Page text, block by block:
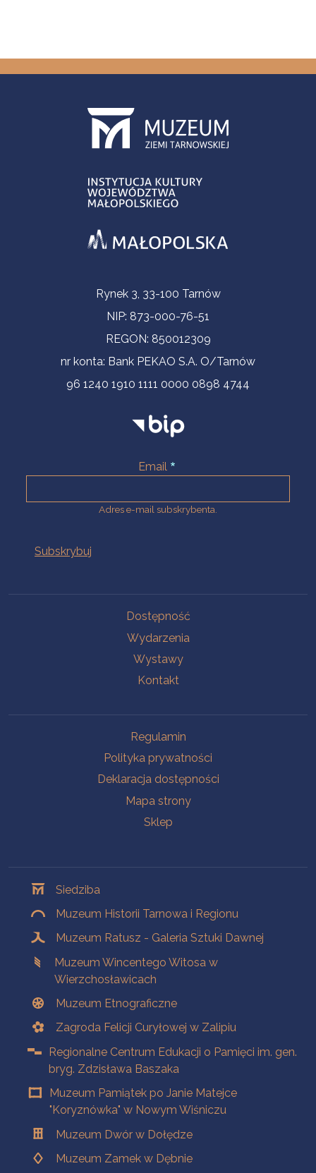
Informacje kontaktoweRynek 3, 33-100 Tarnów
NIP: 873-000-76-51
REGON: 850012309
nr konta: Bank PEKAO S.A. O/Tarnów
96 1240 1910 1111 0000 0898 4744
Email
Adres e-mail subskrybenta.
Dostępność
Wydarzenia
Wystawy
Kontakt
Regulamin
Polityka prywatności
Deklaracja dostępności
Mapa strony
Sklep
Siedziba
Muzeum Historii Tarnowa i Regionu
Muzeum Ratusz - Galeria Sztuki Dawnej
Muzeum Wincentego Witosa w
Wierzchosławicach
Muzeum Etnograficzne
Zagroda Felicji Curyłowej w Zalipiu
Regionalne Centrum Edukacji o Pamięci im. gen.
bryg. Zdzisława Baszaka
Muzeum Pamiątek po Janie Matejce
"Koryznówka" w Nowym Wiśniczu
Muzeum Dwór w Dołędze
Muzeum Zamek w Dębnie